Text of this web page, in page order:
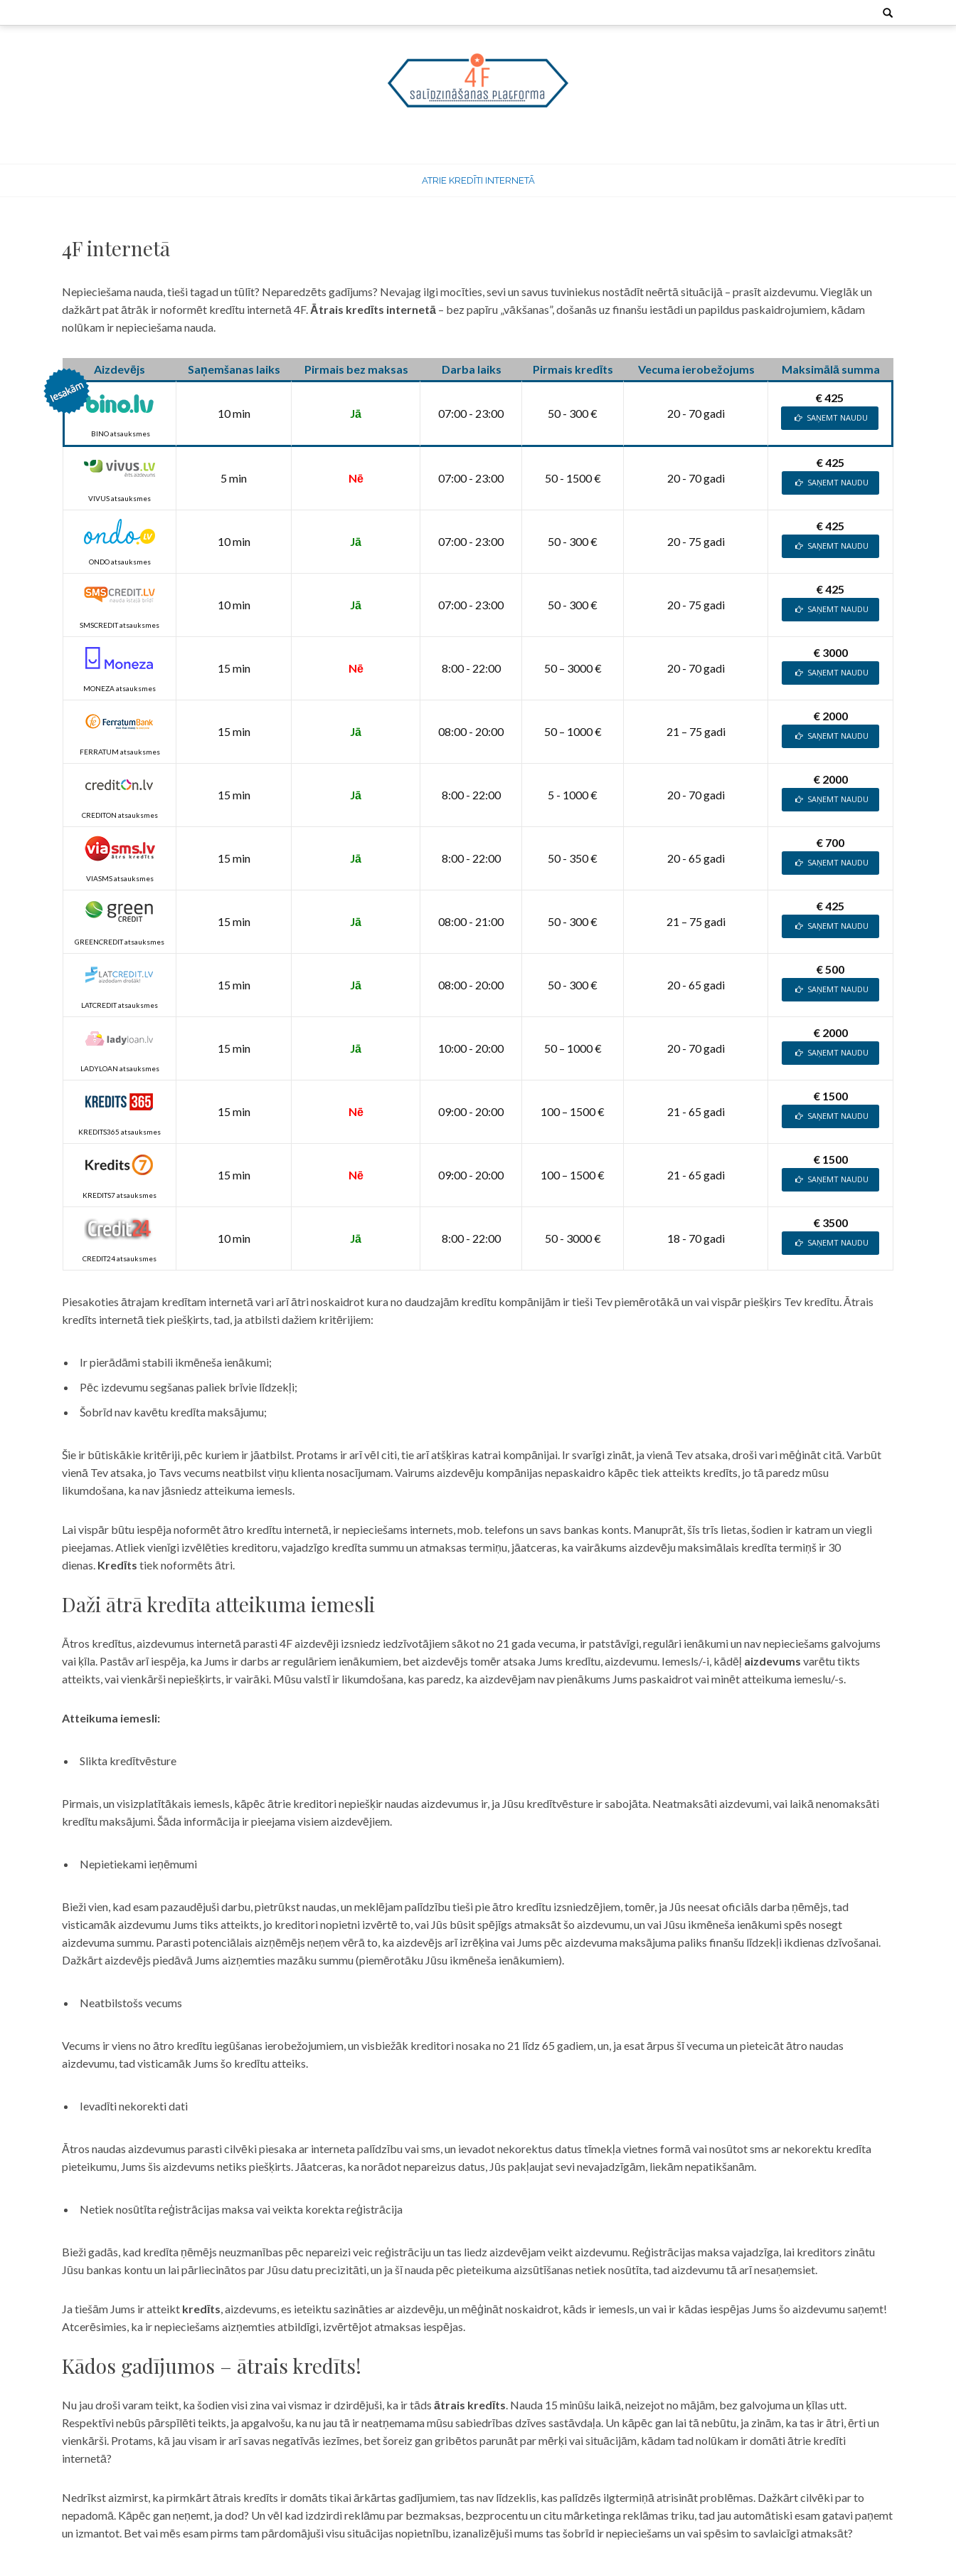
to
Search
for:
ATRIE KREDĪTI INTERNETĀ
4F internetā
Nepieciešama nauda, tieši tagad un tūlīt? Neparedzēts gadījums? Nevajag ilgi mocīties, sevi un savus tuviniekus nostādīt neērtā situācijā – prasīt aizdevumu. Vieglāk un
dažkārt pat ātrāk ir noformēt kredītu internetā 4F. Ātrais kredīts internetā – bez papīru „vākšanas”, došanās uz finanšu iestādi un papildus paskaidrojumiem, kādam
nolūkam ir nepieciešama nauda.
Aizdevējs Saņemšanas laiks Pirmais bez maksas Darba laiks Pirmais kredīts Vecuma ierobežojums Maksimālā summa
BINO atsauksmes
10 min Jā 07:00 - 23:00 50 - 300 € 20 - 70 gadi
€ 425
SAŅEMT NAUDU
VIVUS atsauksmes
5 min Nē 07:00 - 23:00 50 - 1500 € 20 - 70 gadi
€ 425
SAŅEMT NAUDU
ONDO atsauksmes
10 min Jā 07:00 - 23:00 50 - 300 € 20 - 75 gadi
€ 425
SAŅEMT NAUDU
SMSCREDIT atsauksmes
10 min Jā 07:00 - 23:00 50 - 300 € 20 - 75 gadi
€ 425
SAŅEMT NAUDU
MONEZA atsauksmes
15 min Nē 8:00 - 22:00 50 – 3000 € 20 - 70 gadi
€ 3000
SAŅEMT NAUDU
FERRATUM atsauksmes
15 min Jā 08:00 - 20:00 50 – 1000 € 21 – 75 gadi
€ 2000
SAŅEMT NAUDU
CREDITON atsauksmes
15 min Jā 8:00 - 22:00 5 - 1000 € 20 - 70 gadi
€ 2000
SAŅEMT NAUDU
VIASMS atsauksmes
15 min Jā 8:00 - 22:00 50 - 350 € 20 - 65 gadi
€ 700
SAŅEMT NAUDU
GREENCREDIT atsauksmes
15 min Jā 08:00 - 21:00 50 - 300 € 21 – 75 gadi
€ 425
SAŅEMT NAUDU
LATCREDIT atsauksmes
15 min Jā 08:00 - 20:00 50 - 300 € 20 - 65 gadi
€ 500
SAŅEMT NAUDU
LADYLOAN atsauksmes
15 min Jā 10:00 - 20:00 50 – 1000 € 20 - 70 gadi
€ 2000
SAŅEMT NAUDU
KREDITS365 atsauksmes
15 min Nē 09:00 - 20:00 100 – 1500 € 21 - 65 gadi
€ 1500
SAŅEMT NAUDU
KREDITS7 atsauksmes
15 min Nē 09:00 - 20:00 100 – 1500 € 21 - 65 gadi
€ 1500
SAŅEMT NAUDU
CREDIT24 atsauksmes
10 min Jā 8:00 - 22:00 50 - 3000 € 18 - 70 gadi
€ 3500
SAŅEMT NAUDU
Piesakoties ātrajam kredītam internetā vari arī ātri noskaidrot kura no daudzajām kredītu kompānijām ir tieši Tev piemērotākā un vai vispār piešķirs Tev kredītu. Ātrais
kredīts internetā tiek piešķirts, tad, ja atbilsti dažiem kritērijiem:
Ir pierādāmi stabili ikmēneša ienākumi;
Pēc izdevumu segšanas paliek brīvie līdzekļi;
Šobrīd nav kavētu kredīta maksājumu;
Šie ir būtiskākie kritēriji, pēc kuriem ir jāatbilst. Protams ir arī vēl citi, tie arī atšķiras katrai kompānijai. Ir svarīgi zināt, ja vienā Tev atsaka, droši vari mēģināt citā. Varbūt
vienā Tev atsaka, jo Tavs vecums neatbilst viņu klienta nosacījumam. Vairums aizdevēju kompānijas nepaskaidro kāpēc tiek atteikts kredīts, jo tā paredz mūsu
likumdošana, ka nav jāsniedz atteikuma iemesls.
Lai vispār būtu iespēja noformēt ātro kredītu internetā, ir nepieciešams internets, mob. telefons un savs bankas konts. Manuprāt, šīs trīs lietas, šodien ir katram un viegli
pieejamas. Atliek vienīgi izvēlēties kreditoru, vajadzīgo kredīta summu un atmaksas termiņu, jāatceras, ka vairākums aizdevēju maksimālais kredīta termiņš ir 30
dienas. Kredīts tiek noformēts ātri.
Daži ātrā kredīta atteikuma iemesli
Ātros kredītus, aizdevumus internetā parasti 4F aizdevēji izsniedz iedzīvotājiem sākot no 21 gada vecuma, ir patstāvīgi, regulāri ienākumi un nav nepieciešams galvojums
vai ķīla. Pastāv arī iespēja, ka Jums ir darbs ar regulāriem ienākumiem, bet aizdevējs tomēr atsaka Jums kredītu, aizdevumu. Iemesls/-i, kādēļ aizdevums varētu tikts
atteikts, vai vienkārši nepiešķirts, ir vairāki. Mūsu valstī ir likumdošana, kas paredz, ka aizdevējam nav pienākums Jums paskaidrot vai minēt atteikuma iemeslu/-s.
Atteikuma iemesli:
Slikta kredītvēsture
Pirmais, un visizplatītākais iemesls, kāpēc ātrie kreditori nepiešķir naudas aizdevumus ir, ja Jūsu kredītvēsture ir sabojāta. Neatmaksāti aizdevumi, vai laikā nenomaksāti
kredītu maksājumi. Šāda informācija ir pieejama visiem aizdevējiem.
Nepietiekami ieņēmumi
Bieži vien, kad esam pazaudējuši darbu, pietrūkst naudas, un meklējam palīdzību tieši pie ātro kredītu izsniedzējiem, tomēr, ja Jūs neesat oficiāls darba ņēmējs, tad
visticamāk aizdevumu Jums tiks atteikts, jo kreditori nopietni izvērtē to, vai Jūs būsit spējīgs atmaksāt šo aizdevumu, un vai Jūsu ikmēneša ienākumi spēs nosegt
aizdevuma summu. Parasti potenciālais aizņēmējs neņem vērā to, ka aizdevējs arī izrēķina vai Jums pēc aizdevuma maksājuma paliks finanšu līdzekļi ikdienas dzīvošanai.
Dažkārt aizdevējs piedāvā Jums aizņemties mazāku summu (piemērotāku Jūsu ikmēneša ienākumiem).
Neatbilstošs vecums
Vecums ir viens no ātro kredītu iegūšanas ierobežojumiem, un visbiežāk kreditori nosaka no 21 līdz 65 gadiem, un, ja esat ārpus šī vecuma un pieteicāt ātro naudas
aizdevumu, tad visticamāk Jums šo kredītu atteiks.
Ievadīti nekorekti dati
Ātros naudas aizdevumus parasti cilvēki piesaka ar interneta palīdzību vai sms, un ievadot nekorektus datus tīmekļa vietnes formā vai nosūtot sms ar nekorektu kredīta
pieteikumu, Jums šis aizdevums netiks piešķirts. Jāatceras, ka norādot nepareizus datus, Jūs pakļaujat sevi nevajadzīgām, liekām nepatikšanām.
Netiek nosūtīta reģistrācijas maksa vai veikta korekta reģistrācija
Bieži gadās, kad kredīta ņēmējs neuzmanības pēc nepareizi veic reģistrāciju un tas liedz aizdevējam veikt aizdevumu. Reģistrācijas maksa vajadzīga, lai kreditors zinātu
Jūsu bankas kontu un lai pārliecinātos par Jūsu datu precizitāti, un ja šī nauda pēc pieteikuma aizsūtīšanas netiek nosūtīta, tad aizdevumu tā arī nesaņemsiet.
Ja tiešām Jums ir atteikt kredīts, aizdevums, es ieteiktu sazināties ar aizdevēju, un mēģināt noskaidrot, kāds ir iemesls, un vai ir kādas iespējas Jums šo aizdevumu saņemt!
Atcerēsimies, ka ir nepieciešams aizņemties atbildīgi, izvērtējot atmaksas iespējas.
Kādos gadījumos – ātrais kredīts!
Nu jau droši varam teikt, ka šodien visi zina vai vismaz ir dzirdējuši, ka ir tāds ātrais kredīts. Nauda 15 minūšu laikā, neizejot no mājām, bez galvojuma un ķīlas utt.
Respektīvi nebūs pārspīlēti teikts, ja apgalvošu, ka nu jau tā ir neatņemama mūsu sabiedrības dzīves sastāvdaļa. Un kāpēc gan lai tā nebūtu, ja zinām, ka tas ir ātri, ērti un
vienkārši. Protams, kā jau visam ir arī savas negatīvās iezīmes, bet šoreiz gan gribētos parunāt par mērķi vai situācijām, kādam tad nolūkam ir domāti ātrie kredīti
internetā?
Nedrīkst aizmirst, ka pirmkārt ātrais kredīts ir domāts tikai ārkārtas gadījumiem, tas nav līdzeklis, kas palīdzēs ilgtermiņā atrisināt problēmas. Dažkārt cilvēki par to
nepadomā. Kāpēc gan neņemt, ja dod? Un vēl kad izdzirdi reklāmu par bezmaksas, bezprocentu un citu mārketinga reklāmas triku, tad jau automātiski esam gatavi paņemt
un izmantot. Bet vai mēs esam pirms tam pārdomājuši visu situācijas nopietnību, izanalizējuši mums tas šobrīd ir nepieciešams un vai spēsim to savlaicīgi atmaksāt?